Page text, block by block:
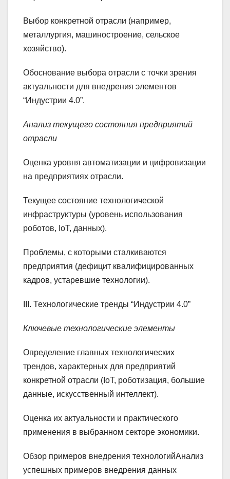
Выбор конкретной отрасли (например,
металлургия, машиностроение, сельское
хозяйство).
Обоснование выбора отрасли с точки зрения
актуальности для внедрения элементов
“Индустрии 4.0”.
Анализ текущего состояния предприятий
отрасли
Оценка уровня автоматизации и цифровизации
на предприятиях отрасли.
Текущее состояние технологической
инфраструктуры (уровень использования
роботов, IoT, данных).
Проблемы, с которыми сталкиваются
предприятия (дефицит квалифицированных
кадров, устаревшие технологии).
III. Технологические тренды “Индустрии 4.0”
Ключевые технологические элементы
Определение главных технологических
трендов, характерных для предприятий
конкретной отрасли (IoT, роботизация, большие
данные, искусственный интеллект).
Оценка их актуальности и практического
применения в выбранном секторе экономики.
Обзор примеров внедрения технологийАнализ
успешных примеров внедрения данных